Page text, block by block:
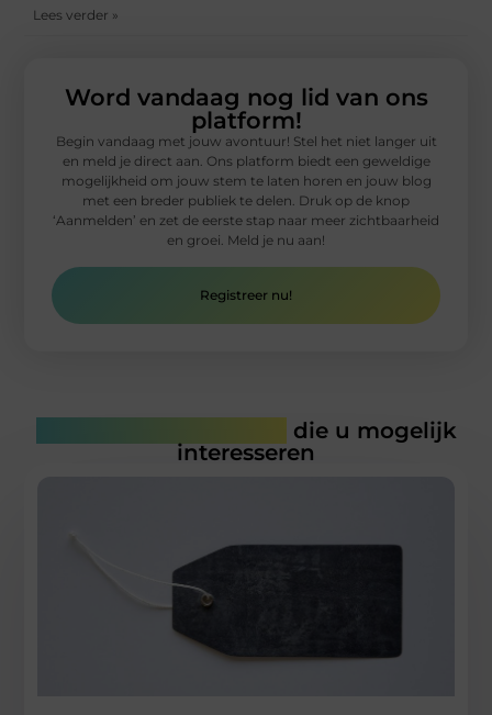
Lees verder »
Word vandaag nog lid van ons
platform!
Begin vandaag met jouw avontuur! Stel het niet langer uit
en meld je direct aan. Ons platform biedt een geweldige
mogelijkheid om jouw stem te laten horen en jouw blog
met een breder publiek te delen. Druk op de knop
‘Aanmelden’ en zet de eerste stap naar meer zichtbaarheid
en groei. Meld je nu aan!
Registreer nu!
die u mogelijk
interesseren